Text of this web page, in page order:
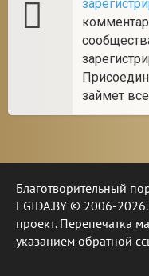
займет
Благотворительный
EGIDA.BY © 2006-
проект. Перепечатка
указанием обратной